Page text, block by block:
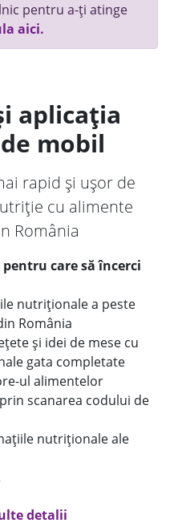
pentru a-ți atinge
aici.
aplicația
mobil
rapid și ușor de
cu alimente
România
care să încerci
nutriționale a peste
România
și idei de mese cu
gata completate
ul alimentelor
scanarea codului de
nutriționale ale
detalii